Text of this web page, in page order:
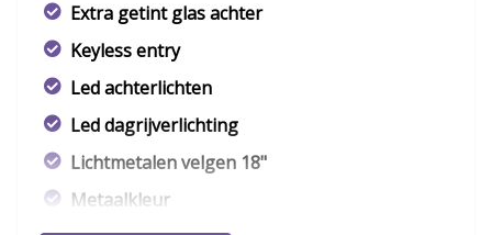
Extra getint glas achter
Keyless entry
Led achterlichten
Led dagrijverlichting
Lichtmetalen velgen 18"
Metaalkleur